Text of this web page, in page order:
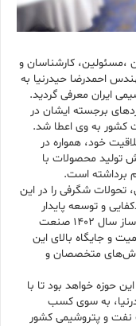
،مسئولین، کارشناسان و
احمدرضا حیدرنیا به
1402 صنعت پتروشیمی ایران معرفی گردید.
برجسته ایشان در
به وی اعطا شد.
خود، همواره در
تولید محصولات با
برداشته است.
تحولات شگرفی را در این
و توسعه پایدار
کشور ایفا کرده است. کسب عنوان مدیر ایرانی ساز سال 1402 صنعت
و جایگاه بالای این
متخصصان و
حوزه خواهد بود تا با
به سوی کسب
و پتروشیمی کشور